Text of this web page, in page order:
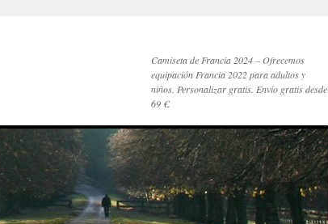
Camiseta de Francia 2024 – Ofrecemos
equipación Francia 2022 para adultos y
niños. Personalizar gratis. Envío gratis desde
69 €.